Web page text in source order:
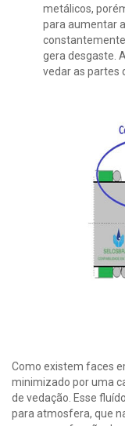
metálicos,
para aumentar
gera desgaste.
vedar as partes
Como existem faces
minimizado por uma
de vedação. Esse
para atmosfera, que